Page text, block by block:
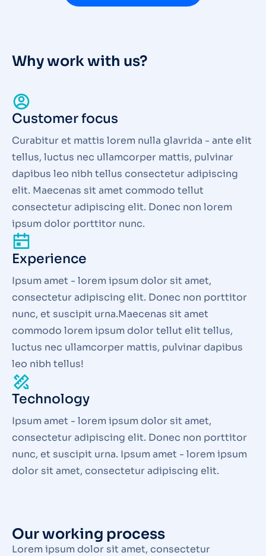
Why work with us?
Customer focus
Curabitur et mattis lorem nulla glavrida - ante elit
tellus, luctus nec ullamcorper mattis, pulvinar
dapibus leo nibh tellus consectetur adipiscing
elit. Maecenas sit amet commodo tellut
consectetur adipiscing elit. Donec non lorem
ipsum dolor porttitor nunc.
Experience
Ipsum amet - lorem ipsum dolor sit amet,
consectetur adipiscing elit. Donec non porttitor
nunc, et suscipit urna.Maecenas sit amet
commodo lorem ipsum dolor tellut elit tellus,
luctus nec ullamcorper mattis, pulvinar dapibus
leo nibh tellus!
Technology
Ipsum amet - lorem ipsum dolor sit amet,
consectetur adipiscing elit. Donec non porttitor
nunc, et suscipit urna. Ipsum amet - lorem ipsum
dolor sit amet, consectetur adipiscing elit.
Our working process
Lorem ipsum dolor sit amet, consectetur